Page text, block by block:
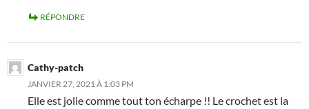
RÉPONDRE
Cathy-patch
JANVIER 27, 2021 À 1:03 PM
Elle est jolie comme tout ton écharpe !! Le crochet est la